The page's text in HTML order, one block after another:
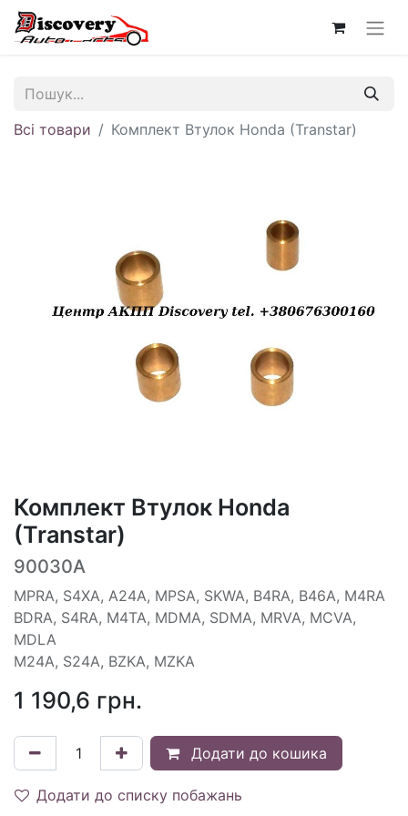
Всі товари Комплект Втулок Honda (Transtar)
Комплект Втулок Honda
(Transtar)
90030A
MPRA, S4XA, A24A, MPSA, SKWA, B4RA, B46A, M4RA
BDRA, S4RA, M4TA, MDMA, SDMA, MRVA, MCVA,
MDLA
M24A, S24A, BZKA, MZKA
1 190,6 грн.
Додати до кошика
Додати до списку побажань